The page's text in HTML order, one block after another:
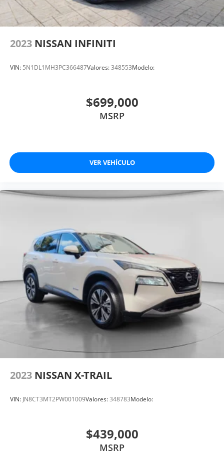
2023 NISSAN INFINITI
VIN: 5N1DL1MH3PC366487Valores:348553Modelo:
$699,000
MSRP
VER VEHÍCULO
2023 NISSAN X-TRAIL
VIN: JN8CT3MT2PW001009Valores:348783Modelo:
$439,000
MSRP